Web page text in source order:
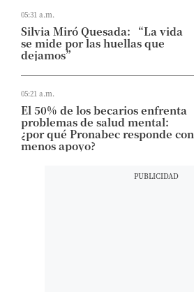
05:31 a.m.
Silvia Miró Quesada: “La vida
se mide por las huellas que
dejamos”
05:21 a.m.
El 50% de los becarios enfrenta
problemas de salud mental:
¿por qué Pronabec responde con
menos apoyo?